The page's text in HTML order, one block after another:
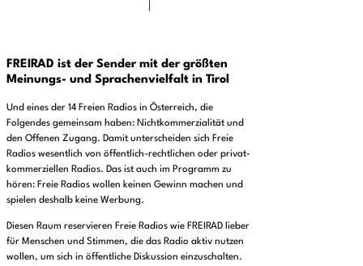
FREIRAD ist der Sender mit der größten
Meinungs- und Sprachenvielfalt in Tirol
Und eines der 14 Freien Radios in Österreich, die
Folgendes gemeinsam haben: Nichtkommerzialität und
den Offenen Zugang. Damit unterscheiden sich Freie
Radios wesentlich von öffentlich-rechtlichen oder privat-
kommerziellen Radios. Das ist auch im Programm zu
hören: Freie Radios wollen keinen Gewinn machen und
spielen deshalb keine Werbung.
Diesen Raum reservieren Freie Radios wie FREIRAD lieber
für Menschen und Stimmen, die das Radio aktiv nutzen
wollen, um sich in öffentliche Diskussion einzuschalten.